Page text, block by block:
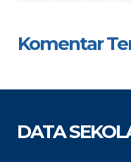
Komentar
DATA